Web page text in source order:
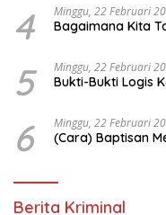
4 Minggu, 22 Februari
Bagaimana Kita
5 Minggu, 22 Februari
Bukti-Bukti Logis
6 Minggu, 22 Februari
(Cara) Baptisan
Berita Kriminal